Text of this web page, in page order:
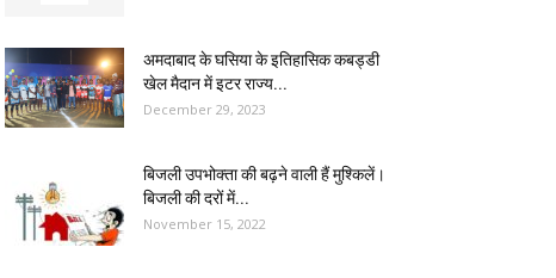
अमदाबाद के घसिया के इतिहासिक कबड्डी
खेल मैदान में इटर राज्य...
December 29, 2023
बिजली उपभोक्ता की बढ़ने वाली हैं मुश्किलें।
बिजली की दरों में...
November 15, 2022